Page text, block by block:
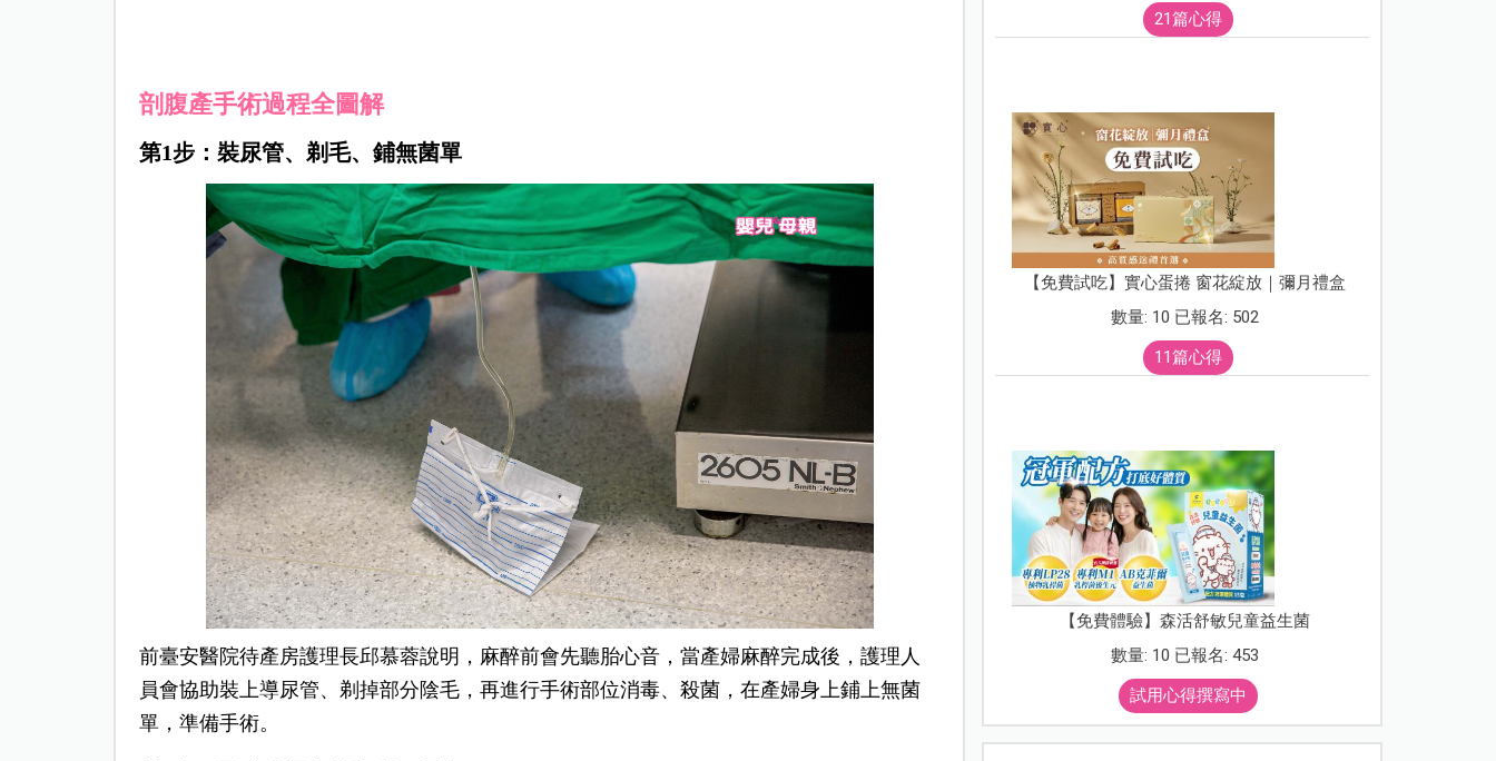
剖腹產手術過程全圖解
第1步：裝尿管、剃毛、鋪無菌單
前臺安醫院待產房護理長邱慕蓉說明，麻醉前會先聽胎心音，當產婦麻醉完成後，護理人
員會協助裝上導尿管、剃掉部分陰毛，再進行手術部位消毒、殺菌，在產婦身上鋪上無菌
單，準備手術。
21篇心得
【免費試吃】實心蛋捲 窗花綻放｜彌月禮盒
數量: 10 已報名: 502
11篇心得
【免費體驗】森活舒敏兒童益生菌
數量: 10 已報名: 453
試用心得撰寫中